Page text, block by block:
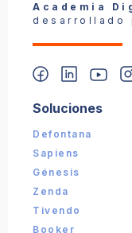
📎 Captura
Academia
desarrollado
Soluciones
Defontana
Sapiens
Génesis
Zenda
Tivendo
Booker